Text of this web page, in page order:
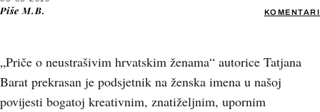
Piše M.B. KOMENTARI
„Priče o neustrašivim hrvatskim ženama“ autorice Tatjana
Barat prekrasan je podsjetnik na ženska imena u našoj
povijesti bogatoj kreativnim, znatiželjnim, upornim